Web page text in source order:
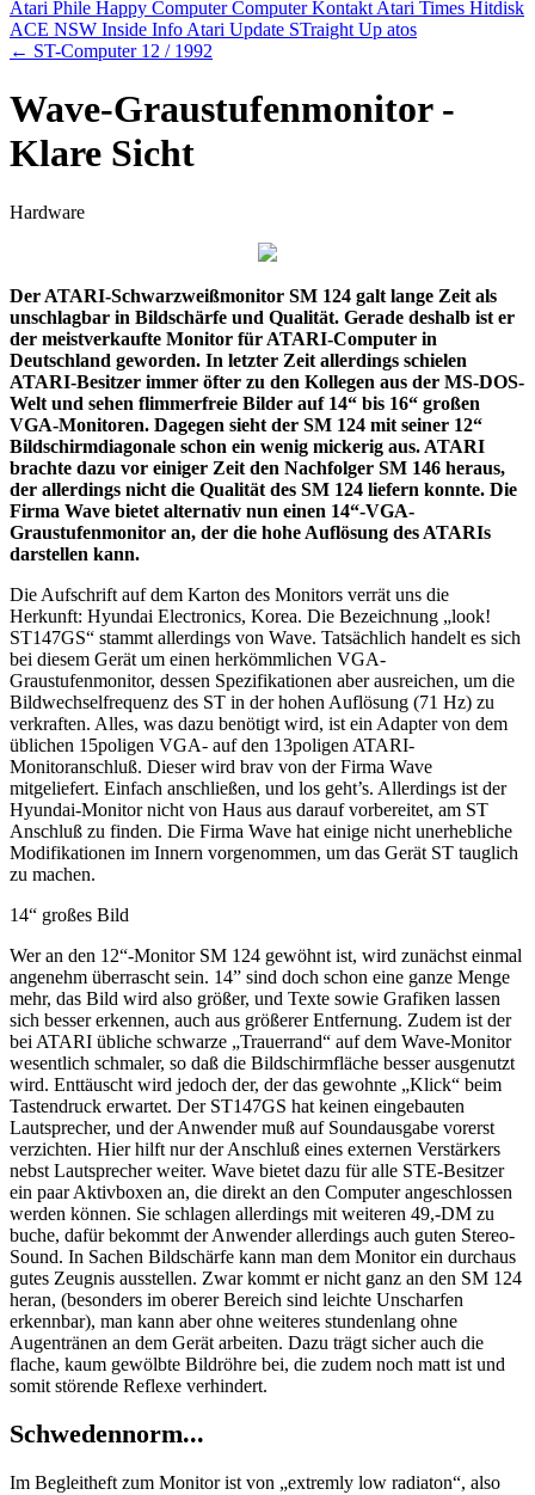
Atari Phile Happy ComputerComputer Kontakt Atari Times Hitdisk
ACE NSW Inside Info Atari Update STraight Up atos
← ST-Computer 12 / 1992
Wave-Graustufenmonitor -
Klare Sicht
Hardware
Der ATARI-Schwarzweißmonitor SM 124 galt lange Zeit als
unschlagbar in Bildschärfe und Qualität. Gerade deshalb ist er
der meistverkaufte Monitor für ATARI-Computer in
Deutschland geworden. In letzter Zeit allerdings schielen
ATARI-Besitzer immer öfter zu den Kollegen aus der MS-DOS-
Welt und sehen flimmerfreie Bilder auf 14“ bis 16“ großen
VGA-Monitoren. Dagegen sieht der SM 124 mit seiner 12“
Bildschirmdiagonale schon ein wenig mickerig aus. ATARI
brachte dazu vor einiger Zeit den Nachfolger SM 146 heraus,
der allerdings nicht die Qualität des SM 124 liefern konnte. Die
Firma Wave bietet alternativ nun einen 14“-VGA-
Graustufenmonitor an, der die hohe Auflösung des ATARIs
darstellen kann.
Die Aufschrift auf dem Karton des Monitors verrät uns die
Herkunft: Hyundai Electronics, Korea. Die Bezeichnung „look!
ST147GS“ stammt allerdings von Wave. Tatsächlich handelt es sich
bei diesem Gerät um einen herkömmlichen VGA-
Graustufenmonitor, dessen Spezifikationen aber ausreichen, um die
Bildwechselfrequenz des ST in der hohen Auflösung (71 Hz) zu
verkraften. Alles, was dazu benötigt wird, ist ein Adapter von dem
üblichen 15poligen VGA- auf den 13poligen ATARI-
Monitoranschluß. Dieser wird brav von der Firma Wave
mitgeliefert. Einfach anschließen, und los geht’s. Allerdings ist der
Hyundai-Monitor nicht von Haus aus darauf vorbereitet, am ST
Anschluß zu finden. Die Firma Wave hat einige nicht unerhebliche
Modifikationen im Innern vorgenommen, um das Gerät ST tauglich
zu machen.
14“ großes Bild
Wer an den 12“-Monitor SM 124 gewöhnt ist, wird zunächst einmal
angenehm überrascht sein. 14” sind doch schon eine ganze Menge
mehr, das Bild wird also größer, und Texte sowie Grafiken lassen
sich besser erkennen, auch aus größerer Entfernung. Zudem ist der
bei ATARI übliche schwarze „Trauerrand“ auf dem Wave-Monitor
wesentlich schmaler, so daß die Bildschirmfläche besser ausgenutzt
wird. Enttäuscht wird jedoch der, der das gewohnte „Klick“ beim
Tastendruck erwartet. Der ST147GS hat keinen eingebauten
Lautsprecher, und der Anwender muß auf Soundausgabe vorerst
verzichten. Hier hilft nur der Anschluß eines externen Verstärkers
nebst Lautsprecher weiter. Wave bietet dazu für alle STE-Besitzer
ein paar Aktivboxen an, die direkt an den Computer angeschlossen
werden können. Sie schlagen allerdings mit weiteren 49,-DM zu
buche, dafür bekommt der Anwender allerdings auch guten Stereo-
Sound. In Sachen Bildschärfe kann man dem Monitor ein durchaus
gutes Zeugnis ausstellen. Zwar kommt er nicht ganz an den SM 124
heran, (besonders im oberer Bereich sind leichte Unscharfen
erkennbar), man kann aber ohne weiteres stundenlang ohne
Augentränen an dem Gerät arbeiten. Dazu trägt sicher auch die
flache, kaum gewölbte Bildröhre bei, die zudem noch matt ist und
somit störende Reflexe verhindert.
Schwedennorm...
Im Begleitheft zum Monitor ist von „extremly low radiaton“, also